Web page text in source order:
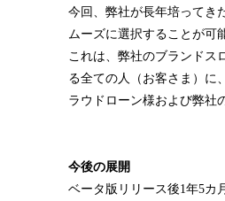
今回、弊社が長年培ってき
ムーズに選択することが可
これは、弊社のブランドス
る全ての人（お客さま）に
ラウドローン様および弊社
今後の展開
ベータ版リリース後1年5カ